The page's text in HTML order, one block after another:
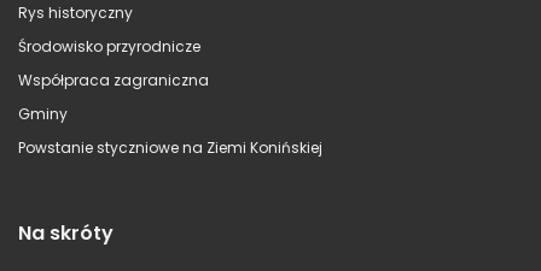
Rys historyczny
Środowisko przyrodnicze
Współpraca zagraniczna
Gminy
Powstanie styczniowe na Ziemi Konińskiej
Na skróty